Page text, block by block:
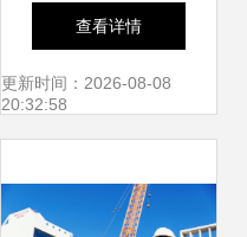
工程 全省公路水运
工程建设观摩交流
查看详情
更新时间：2026-08-08
20:32:58